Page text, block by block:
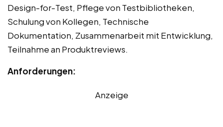
Design-for-Test, Pflege von Testbibliotheken,
Schulung von Kollegen, Technische
Dokumentation, Zusammenarbeit mit Entwicklung,
Teilnahme an Produktreviews.
Anforderungen:
Anzeige